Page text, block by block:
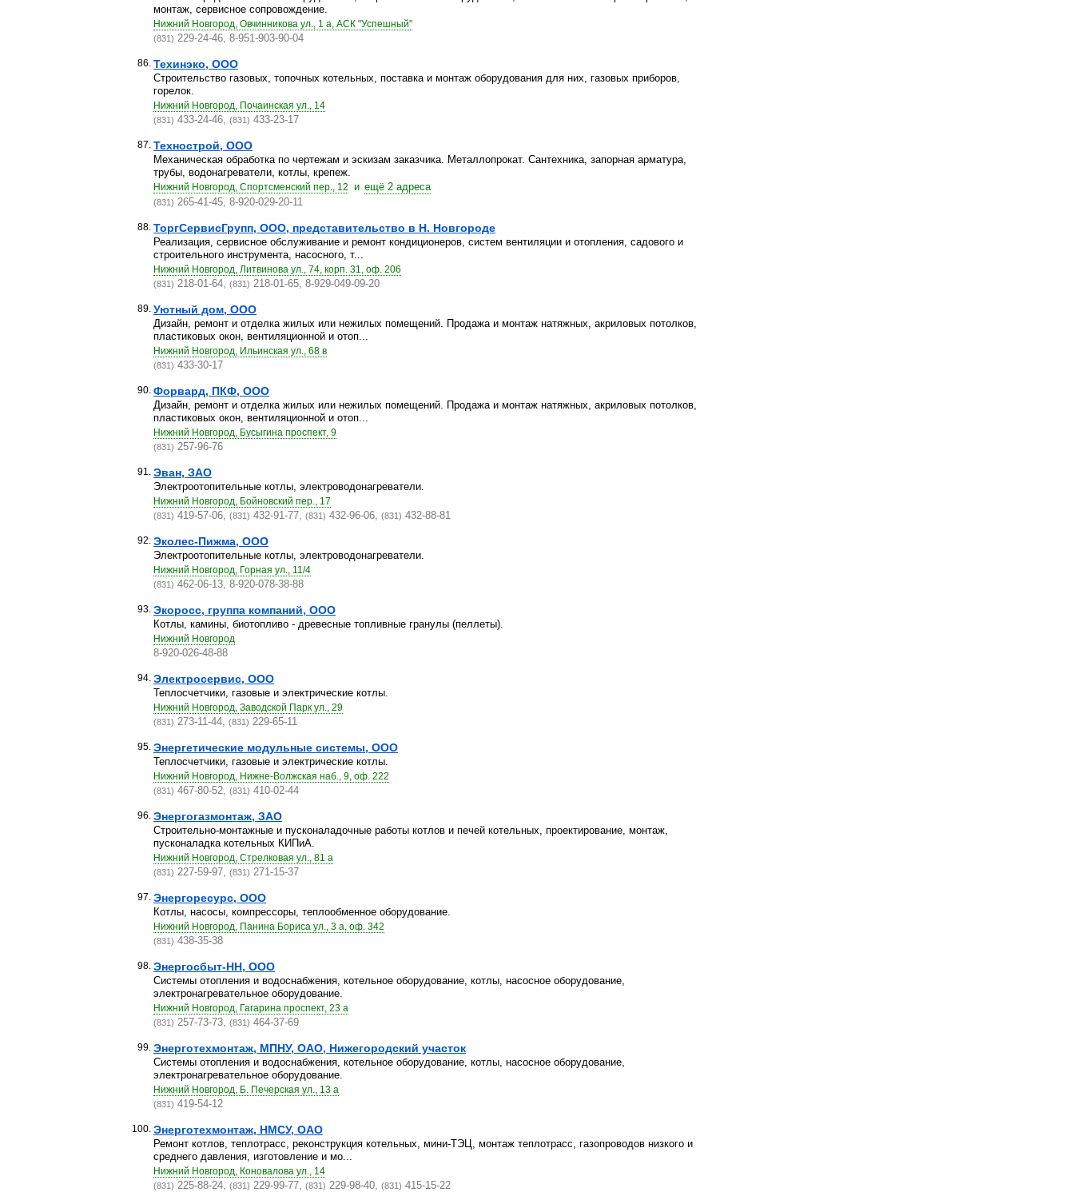
монтаж, сервисное сопровождение.
Нижний Новгород, Овчинникова ул., 1 а, АСК "Успешный"
(831) 229-24-46, 8-951-903-90-04
86. Техинэко, ООО
Строительство газовых, топочных котельных, поставка и монтаж оборудования для них, газовых приборов,
горелок.
Нижний Новгород, Почаинская ул., 14
(831) 433-24-46, (831) 433-23-17
87. Технострой, ООО
Механическая обработка по чертежам и эскизам заказчика. Металлопрокат. Сантехника, запорная арматура,
трубы, водонагреватели, котлы, крепеж.
Нижний Новгород, Спортсменский пер., 12 и ещё 2 адреса
(831) 265-41-45, 8-920-029-20-11
88. ТоргСервисГрупп, ООО, представительство в Н. Новгороде
Реализация, сервисное обслуживание и ремонт кондиционеров, систем вентиляции и отопления, садового и
строительного инструмента, насосного, т...
Нижний Новгород, Литвинова ул., 74, корп. 31, оф. 206
(831) 218-01-64, (831) 218-01-65, 8-929-049-09-20
89. Уютный дом, ООО
Дизайн, ремонт и отделка жилых или нежилых помещений. Продажа и монтаж натяжных, акриловых потолков,
пластиковых окон, вентиляционной и отоп...
Нижний Новгород, Ильинская ул., 68 в
(831) 433-30-17
90. Форвард, ПКФ, ООО
Дизайн, ремонт и отделка жилых или нежилых помещений. Продажа и монтаж натяжных, акриловых потолков,
пластиковых окон, вентиляционной и отоп...
Нижний Новгород, Бусыгина проспект, 9
(831) 257-96-76
91. Эван, ЗАО
Электроотопительные котлы, электроводонагреватели.
Нижний Новгород, Бойновский пер., 17
(831) 419-57-06, (831) 432-91-77, (831) 432-96-06, (831) 432-88-81
92. Эколес-Пижма, ООО
Электроотопительные котлы, электроводонагреватели.
Нижний Новгород, Горная ул., 11/4
(831) 462-06-13, 8-920-078-38-88
93. Экоросс, группа компаний, ООО
Котлы, камины, биотопливо - древесные топливные гранулы (пеллеты).
Нижний Новгород
8-920-026-48-88
94. Электросервис, ООО
Теплосчетчики, газовые и электрические котлы.
Нижний Новгород, Заводской Парк ул., 29
(831) 273-11-44, (831) 229-65-11
95. Энергетические модульные системы, ООО
Теплосчетчики, газовые и электрические котлы.
Нижний Новгород, Нижне-Волжская наб., 9, оф. 222
(831) 467-80-52, (831) 410-02-44
96. Энергогазмонтаж, ЗАО
Строительно-монтажные и пусконаладочные работы котлов и печей котельных, проектирование, монтаж,
пусконаладка котельных КИПиА.
Нижний Новгород, Стрелковая ул., 81 а
(831) 227-59-97, (831) 271-15-37
97. Энергоресурс, ООО
Котлы, насосы, компрессоры, теплообменное оборудование.
Нижний Новгород, Панина Бориса ул., 3 а, оф. 342
(831) 438-35-38
98. Энергосбыт-НН, ООО
Системы отопления и водоснабжения, котельное оборудование, котлы, насосное оборудование,
электронагревательное оборудование.
Нижний Новгород, Гагарина проспект, 23 а
(831) 257-73-73, (831) 464-37-69
99. Энерготехмонтаж, МПНУ, ОАО, Нижегородский участок
Системы отопления и водоснабжения, котельное оборудование, котлы, насосное оборудование,
электронагревательное оборудование.
Нижний Новгород, Б. Печерская ул., 13 а
(831) 419-54-12
100. Энерготехмонтаж, НМСУ, ОАО
Ремонт котлов, теплотрасс, реконструкция котельных, мини-ТЭЦ, монтаж теплотрасс, газопроводов низкого и
среднего давления, изготовление и мо...
Нижний Новгород, Коновалова ул., 14
(831) 225-88-24, (831) 229-99-77, (831) 229-98-40, (831) 415-15-22